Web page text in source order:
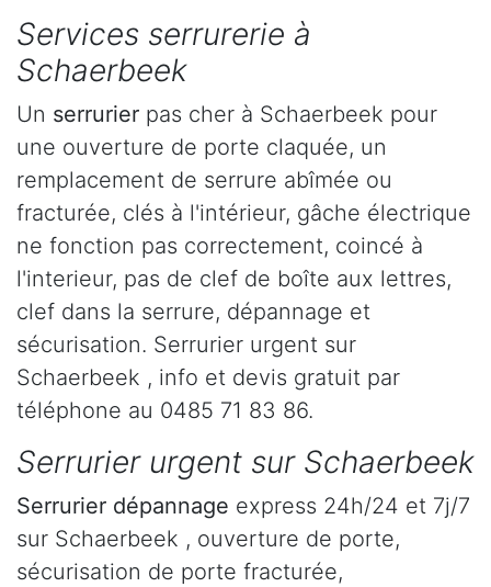
Services serrurerie à
Schaerbeek
Un serrurier pas cher à Schaerbeek pour
une ouverture de porte claquée, un
remplacement de serrure abîmée ou
fracturée, clés à l'intérieur, gâche électrique
ne fonction pas correctement, coincé à
l'interieur, pas de clef de boîte aux lettres,
clef dans la serrure, dépannage et
sécurisation. Serrurier urgent sur
Schaerbeek , info et devis gratuit par
téléphone au 0485 71 83 86.
Serrurier urgent sur Schaerbeek
Serrurier dépannage express 24h/24 et 7j/7
sur Schaerbeek , ouverture de porte,
sécurisation de porte fracturée,